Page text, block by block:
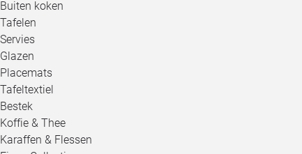
Buiten koken
Tafelen
Servies
Glazen
Placemats
Tafeltextiel
Bestek
Koffie & Thee
Karaffen & Flessen